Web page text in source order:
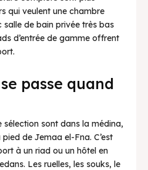
qui veulent une chambre
de bain privée très bas
d’entrée de gamme offrent
passe quand
sélection sont dans la médina,
de Jemaa el-Fna. C’est
à un riad ou un hôtel en
Les ruelles, les souks, le